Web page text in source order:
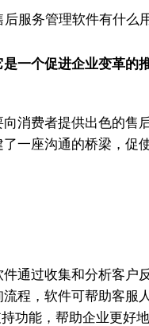
一个促进企业变革
消费者提供出色的
一座沟通的桥梁，
通过收集和分析客
程，软件可帮助客
功能，帮助企业更好地